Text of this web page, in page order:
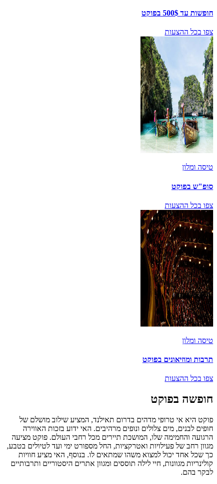
חופשות עד 500$ בפוקט
צפו בכל ההצעות
טיסה ומלון
סופ"ש בפוקט
צפו בכל ההצעות
טיסה ומלון
תרבות ומוזיאונים בפוקט
צפו בכל ההצעות
חופשה בפוקט
פוקט היא אי טרופי מדהים בדרום תאילנד, המציע שילוב מושלם של
חופים לבנים, מים צלולים ונופים מרהיבים. האי ידוע בזכות האווירה
הרגועה והחמימה שלו, המושכת תיירים מכל רחבי העולם. פוקט מציעה
מגוון רחב של פעילויות ואטרקציות, החל מספורט ימי ועד לטיולים בטבע,
כך שכל אחד יכול למצוא משהו שמתאים לו. בנוסף, האי מציע חוויות
קולינריות מגוונות, חיי לילה תוססים ומגוון אתרים היסטוריים ותרבותיים
לבקר בהם.